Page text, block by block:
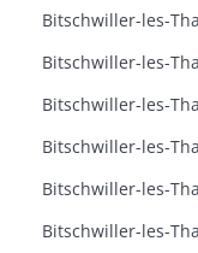
Bitschwiller-les-
Bitschwiller-les-
Bitschwiller-les-
Bitschwiller-les-
Bitschwiller-les-
Bitschwiller-les-